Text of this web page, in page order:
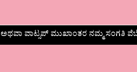
ವಾಟ್ಸಪ್ ಮುಖಾಂತರ ನಮ್ಮ ಸಂಗತಿ